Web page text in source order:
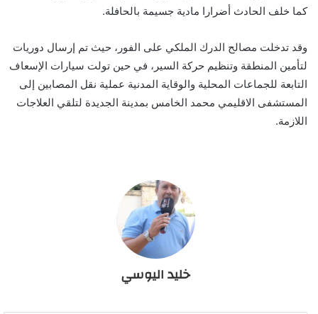
كما خلف الحادث أضرارا مادية جسيمة بالحافلة.
وقد تدخلت مصالح الدرك الملكي على الفور، حيث تم إرسال دوريات
لتأمين المنطقة وتنظيم حركة السير، في حين تولت سيارات الإسعاف
التابعة للجماعات المحلية والوقاية المدنية عملية نقل المصابين إلى
المستشفى الاقليمي محمد الخامس بمدينة الجديدة لتلقي العلاجات
اللازمة.
خليد اليوسي